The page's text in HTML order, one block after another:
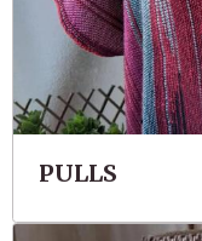
PULLS